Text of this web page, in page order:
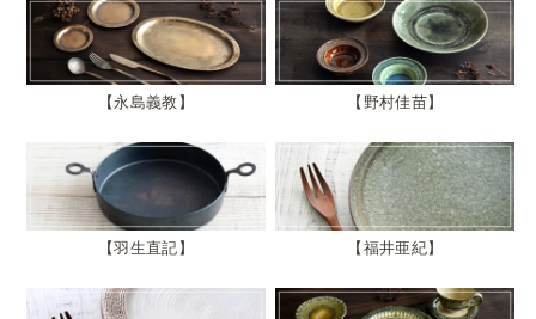
永島義教 野村佳苗
羽生直記 福井亜紀